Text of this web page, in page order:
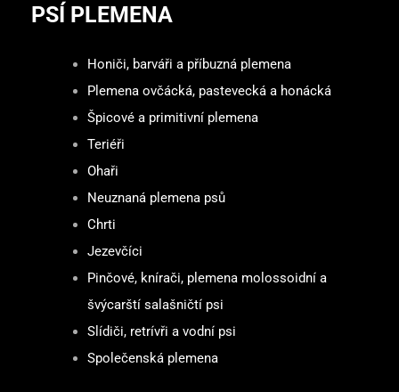
PSÍ PLEMENA
Honiči, barváři a příbuzná plemena
Plemena ovčácká, pastevecká a honácká
Špicové a primitivní plemena
Teriéři
Ohaři
Neuznaná plemena psů
Chrti
Jezevčíci
Pinčové, knírači, plemena molossoidní a
švýcarští salašničtí psi
Slídiči, retrívři a vodní psi
Společenská plemena